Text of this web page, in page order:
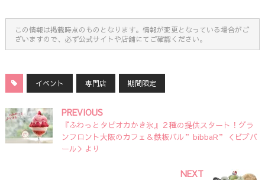
この情報は掲載時点のものとなります。情報が変更となっている場合がご
ざいますので、必ず公式サイトや店舗にてご確認ください。
イベント 専門店 期間限定
PREVIOUS
『ふわっとタピオカかき氷』２種の提供スタート！グラ
ンフロント大阪のカフェ＆鉄板バル”bibbaR”＜ビブバ
ール＞より
NEXT